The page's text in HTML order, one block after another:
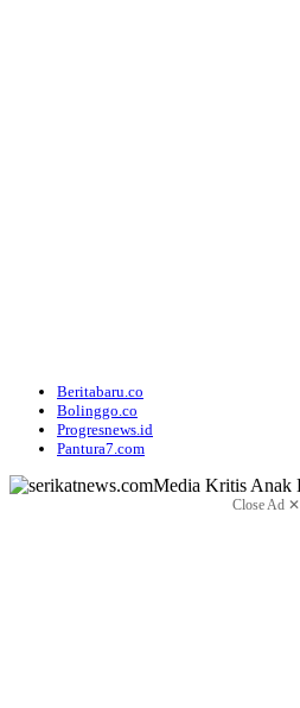
Beritabaru.co
Bolinggo.co
Progresnews.id
Pantura7.com
Close Ad ✕